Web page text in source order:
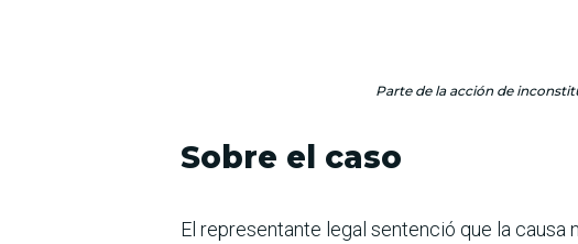
Parte de la acción de
Sobre el caso
El representante legal sentenció que la